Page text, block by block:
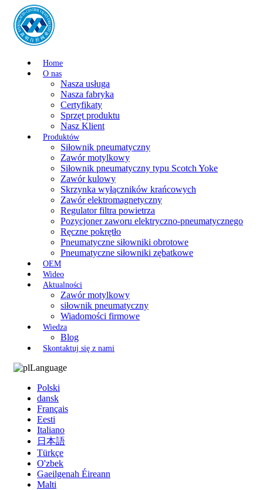
Home
O nas
Nasza usługa
Nasza fabryka
Certyfikaty
Sprzęt produktu
Nasz Klient
Produktów
Siłownik pneumatyczny
Zawór motylkowy
Siłownik pneumatyczny typu Scotch Yoke
Zawór kulowy
Skrzynka wyłączników krańcowych
Zawór elektromagnetyczny
Regulator filtra powietrza
Pozycjoner zaworu elektryczno-pneumatycznego
Ręczne pokrętło
Pneumatyczne siłowniki obrotowe
Pneumatyczne siłowniki zębatkowe
OEM
Wideo
Aktualności
Zawór motylkowy
siłownik pneumatyczny
Wiadomości firmowe
Wiedza
Blog
Skontaktuj się z nami
Language
Polski
dansk
Français
Eesti
Italiano
日本語
Türkçe
O'zbek
Gaeilgenah Éireann
Malti